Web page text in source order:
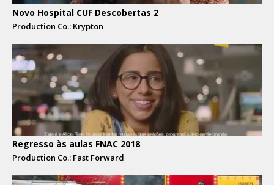
Novo Hospital CUF Descobertas 2
Production Co.: Krypton
Regresso às aulas FNAC 2018
Production Co.: Fast Forward